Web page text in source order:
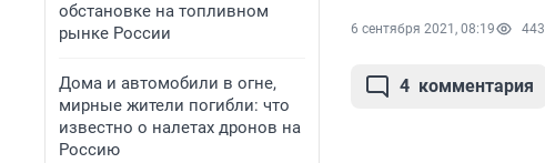
обстановке на топливном
рынке России
Дома и автомобили в огне,
мирные жители погибли: что
известно о налетах дронов на
Россию
6 сентября 2021, 08:19 443
4 комментария